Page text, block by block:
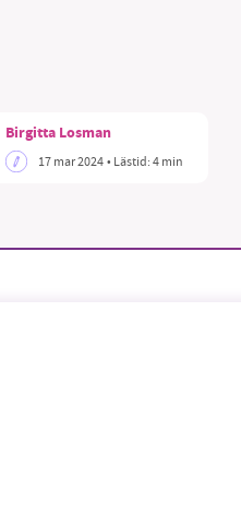
Birgitta Losman
17 mar 2024• Lästid:4 min